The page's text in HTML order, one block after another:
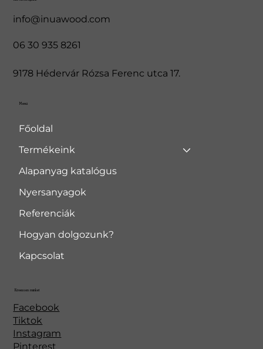
info@inuawood.com
06 30 935 8261
9178 Hédervár Rózsa Ferenc utca 17.
Menü
Főoldal
Termékeink
Alapanyag katalógus
Nyersanyagok
Referenciák
Hogyan dolgozunk?
Kapcsolat
Facebook
Tiktok
Instagram
Pinterest
Kövessen minket